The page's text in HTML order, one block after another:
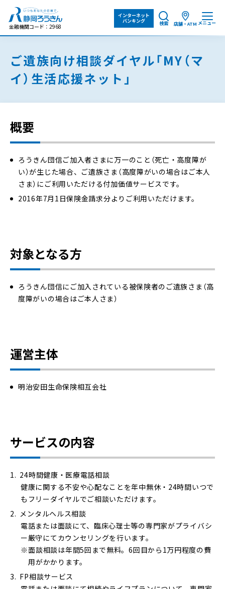
金融機関コード：2968
インターネット
バンキング
検索 店舗・ATM メニュー
ご遺族向け相談ダイヤル「MY（マ
イ）生活応援ネット」
概要
ろうきん団信ご加入者さまに万一のこと（死亡・高度障が
い）が生じた場合、ご遺族さま（高度障がいの場合はご本人
さま）にご利用いただける付加価値サービスです。
2016年7月1日保険金請求分よりご利用いただけます。
対象となる方
ろうきん団信にご加入されている被保険者のご遺族さま（高
度障がいの場合はご本人さま）
運営主体
明治安田生命保険相互会社
サービスの内容
24時間健康・医療電話相談
健康に関する不安や心配なことを年中無休・24時間いつで
もフリーダイヤルでご相談いただけます。
メンタルヘルス相談
電話または面談にて、臨床心理士等の専門家がプライバシ
ー厳守にてカウンセリングを行います。
面談相談は年間5回まで無料。6回目から1万円程度の費
用がかかります。
FP相談サービス